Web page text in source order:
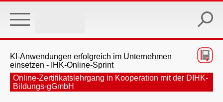
main
KI-Anwendungen erfolgreich im Unternehmen
einsetzen - IHK-Online-Sprint
Online-Zertifikatslehrgang in Kooperation mit der DIHK-
Bildungs-gGmbH